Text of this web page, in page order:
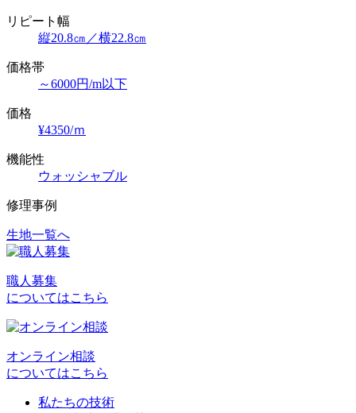
リピート幅
縦20.8㎝／横22.8㎝
価格帯
～6000円/m以下
価格
¥4350/ｍ
機能性
ウォッシャブル
修理事例
投
ナ
ビ
ー
生地一覧へ
職人募集
についてはこちら
オンライン相談
についてはこちら
私たちの技術